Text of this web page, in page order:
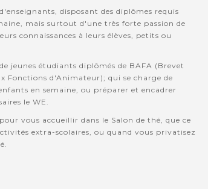
disposant des diplômes requis
mais surtout d'une très forte passion de
connaissances à leurs élèves, petits ou
jeunes étudiants diplômés de BAFA (Brevet
Fonctions d'Animateur); qui se charge de
en semaine, ou préparer et encadrer
le WE.
vous accueillir dans le Salon de thé, que ce
extra-scolaires, ou quand vous privatisez